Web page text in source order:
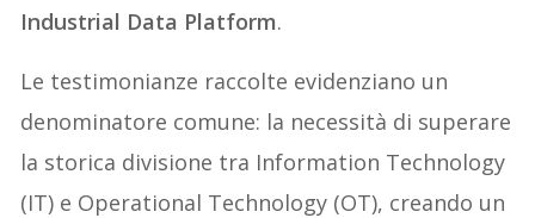
Industrial Data Platform.
Le testimonianze raccolte evidenziano un
denominatore comune: la necessità di superare
la storica divisione tra Information Technology
(IT) e Operational Technology (OT), creando un